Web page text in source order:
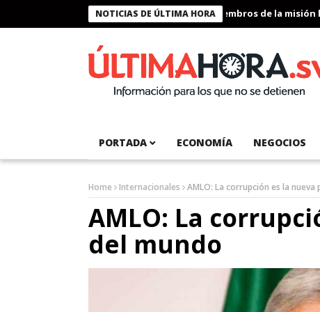
NOTICIAS DE ÚLTIMA HORA
Presidente Bukele condecora a miembros de la misión
PORTADA ECONOMÍA NEGOCIOS
Home Internacionales AMLO: La corrupción es la nueva
AMLO: La
del mundo